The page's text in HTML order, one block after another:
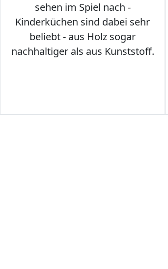
sehen im Spiel nach -
Kinderküchen sind dabei sehr
beliebt - aus Holz sogar
nachhaltiger als aus Kunststoff.